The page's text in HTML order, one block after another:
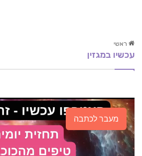
ראשי
עכשיו במגזין
מעבר לכתבה